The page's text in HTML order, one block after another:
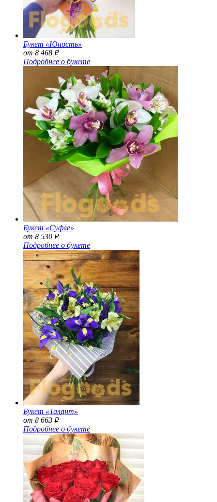
Букет «Юность»
от 8 468 Р
Подробнее о букете
Букет «Суфле»
от 8 530 Р
Подробнее о букете
Букет «Талант»
от 8 663 Р
Подробнее о букете